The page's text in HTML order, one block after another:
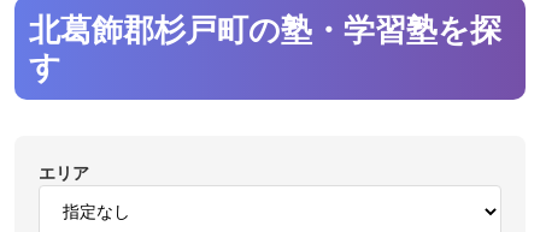
北葛飾郡杉戸町の塾・学習塾を探
す
エリア